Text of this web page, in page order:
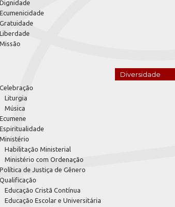
Dignidade
Ecumenicidade
Gratuidade
Liberdade
Missão
Celebração
Liturgia
Música
Ecumene
Espiritualidade
Ministério
Habilitação Ministerial
Ministério com Ordenação
Política de Justiça de Gênero
Qualificação
Educação Cristã Contínua
Educação Escolar e Universitária
Diversidade